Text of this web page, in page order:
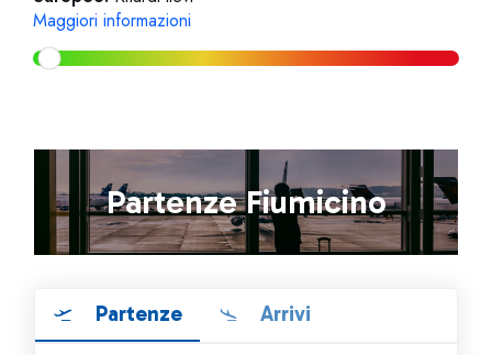
Maggiori informazioni
Partenze Fiumicino
Partenze Arrivi